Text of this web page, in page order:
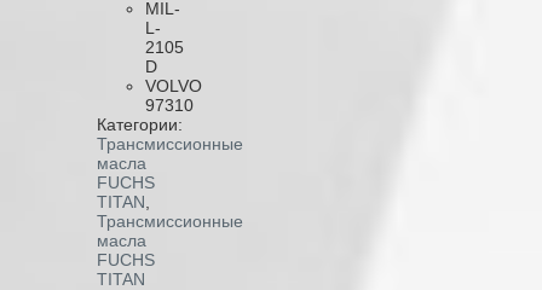
MIL-
L-
2105
D
VOLVO
97310
Категории:
Трансмиссионные
масла
FUCHS
TITAN
Трансмиссионные
масла
FUCHS
TITAN